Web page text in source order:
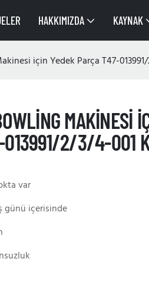
HAKKIMIZDA KAYNAK
için Yedek Parça T47-
MAKINESI
013991/2/3/4-001
var
günü içerisinde